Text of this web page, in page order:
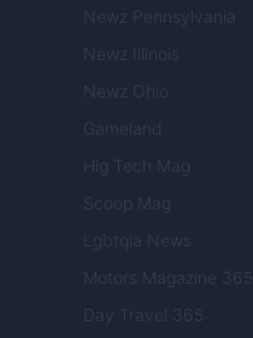
Newz Pennsylvania
Newz Illinois
Newz Ohio
Gameland
Hig Tech Mag
Scoop Mag
Lgbtqia News
Motors Magazine 365
Day Travel 365